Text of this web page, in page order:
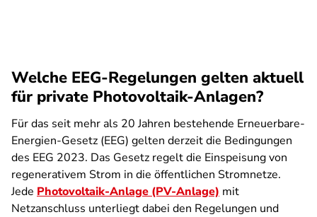
Welche EEG-Regelungen gelten aktuell
für private Photovoltaik-Anlagen?
Für das seit mehr als 20 Jahren bestehende Erneuerbare-
Energien-Gesetz (EEG) gelten derzeit die Bedingungen
des EEG 2023. Das Gesetz regelt die Einspeisung von
regenerativem Strom in die öffentlichen Stromnetze.
Jede Photovoltaik-Anlage (PV-Anlage) mit
Netzanschluss unterliegt dabei den Regelungen und